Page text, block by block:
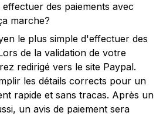
des paiements avec
marche?
le plus simple d'effectuer des
de la validation de votre
redirigé vers le site Paypal.
les détails corrects pour un
rapide et sans tracas. Après un
un avis de paiement sera